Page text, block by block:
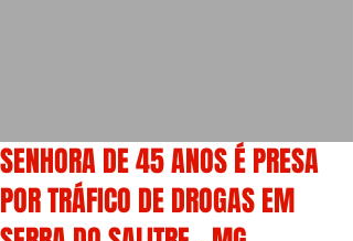
SENHORA DE 45 ANOS É PRESA
POR TRÁFICO DE DROGAS EM